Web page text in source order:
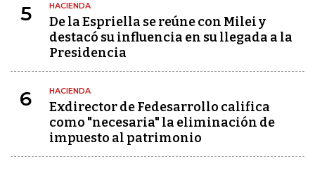
5 HACIENDA
De la Espriella se reúne con Milei y
destacó su influencia en su llegada a la
Presidencia
6 HACIENDA
Exdirector de Fedesarrollo califica
como "necesaria" la eliminación de
impuesto al patrimonio